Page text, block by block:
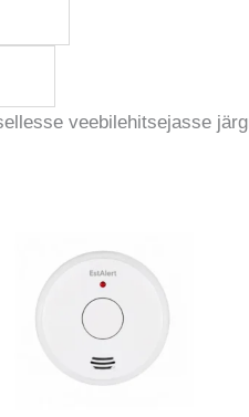
veebilehitsejasse